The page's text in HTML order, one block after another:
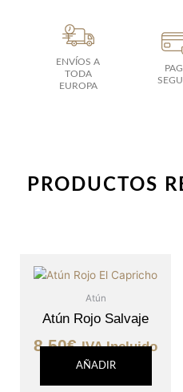
ENVÍOS A
TODA
EUROPA
PRODUCTOS
Atún
Atún Rojo Salvaje
8,50€ IVA Incluido
AÑADIR